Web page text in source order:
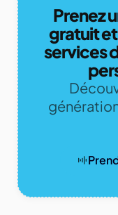
Prenez
gratuit
services